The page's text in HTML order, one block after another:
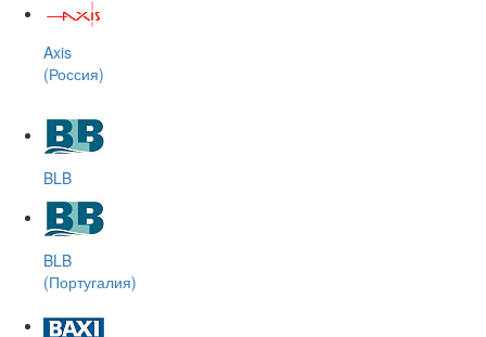
Axis
(Россия)
BLB
BLB
(Португалия)